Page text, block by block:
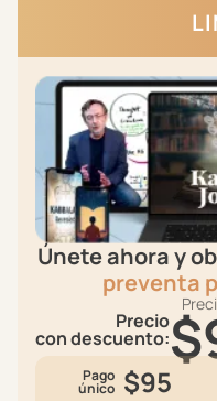
Únete ahora y
preventa
Precio
con descuento:
Pago
único $95